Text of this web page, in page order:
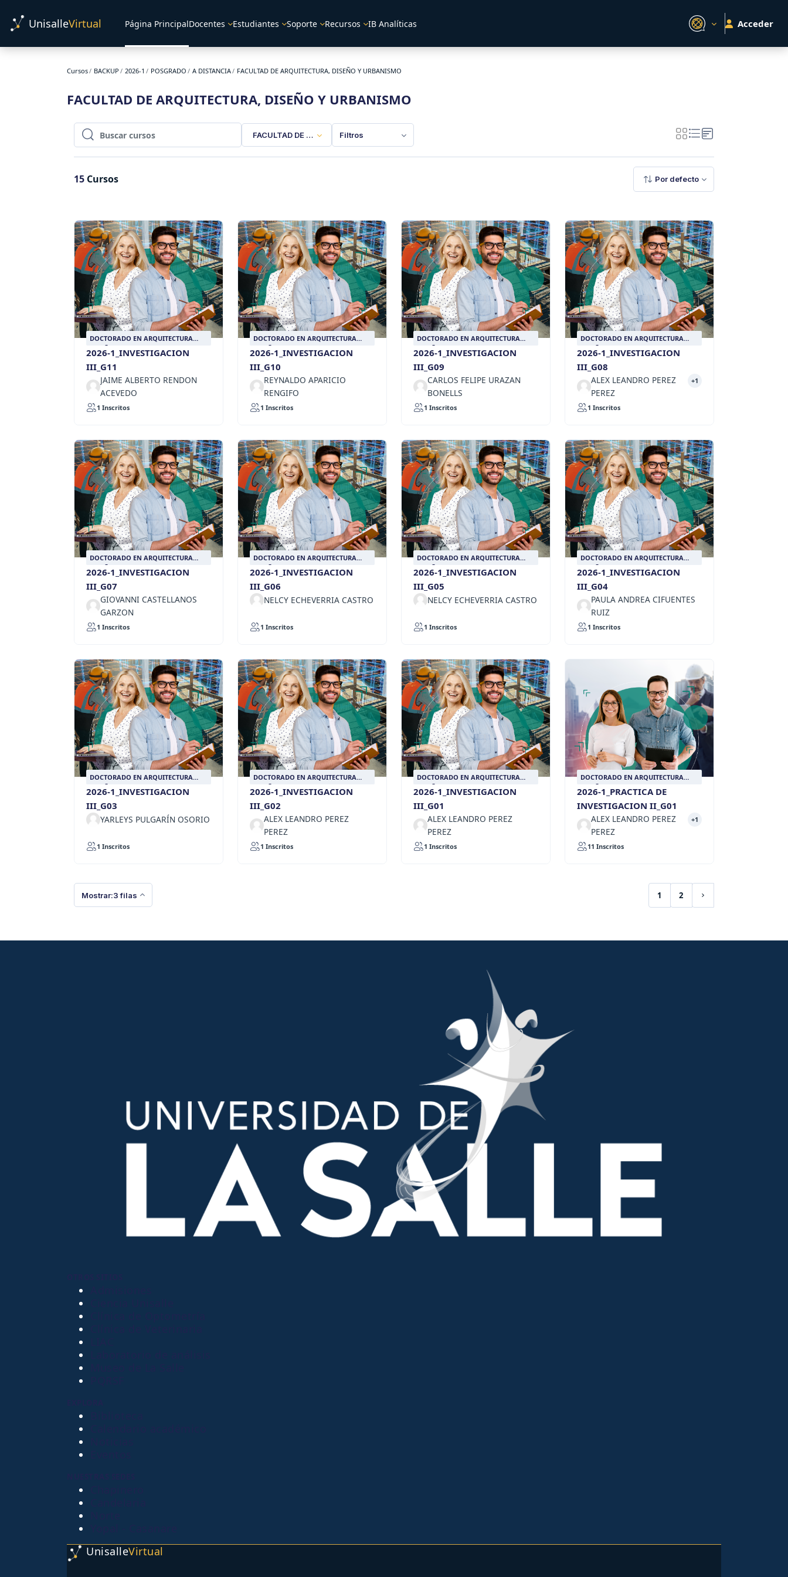
UnisalleVirtual Página PrincipalDocentes Estudiantes Soporte Recursos IB Analíticas Acceder
Cursos BACKUP 2026-1 POSGRADO A DISTANCIA FACULTAD DE ARQUITECTURA, DISEÑO Y URBANISMO
FACULTAD DE ARQUITECTURA, DISEÑO Y URBANISMO
Buscar cursos
Buscar cursos FACULTAD DE ARQUITECTURA, DISEÑO Y URBANISMO
Filtros
15 Cursos Por defecto
DOCTORADO EN ARQUITECTURA
DISEÑO Y URBANISMO
2026-1_INVESTIGACION
III_G11
JAIME ALBERTO RENDON
ACEVEDO
1 Inscritos
DOCTORADO EN ARQUITECTURA
DISEÑO Y URBANISMO
2026-1_INVESTIGACION
III_G10
REYNALDO APARICIO
RENGIFO
1 Inscritos
DOCTORADO EN ARQUITECTURA
DISEÑO Y URBANISMO
2026-1_INVESTIGACION
III_G09
CARLOS FELIPE URAZAN
BONELLS
1 Inscritos
DOCTORADO EN ARQUITECTURA
DISEÑO Y URBANISMO
2026-1_INVESTIGACION
III_G08
ALEX LEANDRO PEREZ
PEREZ
+1
1 Inscritos
DOCTORADO EN ARQUITECTURA
DISEÑO Y URBANISMO
2026-1_INVESTIGACION
III_G07
GIOVANNI CASTELLANOS
GARZON
1 Inscritos
DOCTORADO EN ARQUITECTURA
DISEÑO Y URBANISMO
2026-1_INVESTIGACION
III_G06
NELCY ECHEVERRIA CASTRO
1 Inscritos
DOCTORADO EN ARQUITECTURA
DISEÑO Y URBANISMO
2026-1_INVESTIGACION
III_G05
NELCY ECHEVERRIA CASTRO
1 Inscritos
DOCTORADO EN ARQUITECTURA
DISEÑO Y URBANISMO
2026-1_INVESTIGACION
III_G04
PAULA ANDREA CIFUENTES
RUIZ
1 Inscritos
DOCTORADO EN ARQUITECTURA
DISEÑO Y URBANISMO
2026-1_INVESTIGACION
III_G03
YARLEYS PULGARÍN OSORIO
1 Inscritos
DOCTORADO EN ARQUITECTURA
DISEÑO Y URBANISMO
2026-1_INVESTIGACION
III_G02
ALEX LEANDRO PEREZ
PEREZ
1 Inscritos
DOCTORADO EN ARQUITECTURA
DISEÑO Y URBANISMO
2026-1_INVESTIGACION
III_G01
ALEX LEANDRO PEREZ
PEREZ
1 Inscritos
DOCTORADO EN ARQUITECTURA
DISEÑO Y URBANISMO
2026-1_PRACTICA DE
INVESTIGACION II_G01
ALEX LEANDRO PEREZ
PEREZ
+1
11 Inscritos
Mostrar:3 filas 1
(current)
2
UnisalleVirtual